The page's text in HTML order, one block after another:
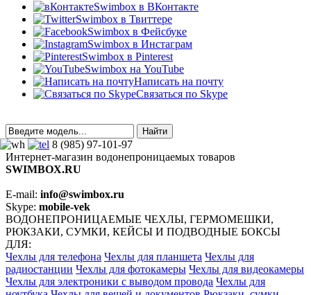
Swimbox в ВКонтакте
Swimbox в Твиттере
Swimbox в Фейсбуке
Swimbox в Инстаграм
Swimbox в Pinterest
Swimbox на YouTube
Написать на почту
Связаться по Skype
8 (985) 97-101-97
Интернет-магазин водонепроницаемых товаров
SWIMBOX.RU
E-mail: info@swimbox.ru
Skype: mobile-vek
ВОДОНЕПРОНИЦАЕМЫЕ ЧЕХЛЫ, ГЕРМОМЕШКИ,
РЮКЗАКИ, СУМКИ, КЕЙСЫ И ПОДВОДНЫЕ БОКСЫ
ДЛЯ:
Чехлы для телефона Чехлы для планшета Чехлы для
радиостанции Чехлы для фотокамеры Чехлы для видеокамеры
Чехлы для электроники с выводом провода Чехлы для